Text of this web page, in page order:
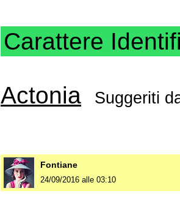
Carattere
Actonia Suggeriti
Fontiane
24/09/2016 alle 03:10